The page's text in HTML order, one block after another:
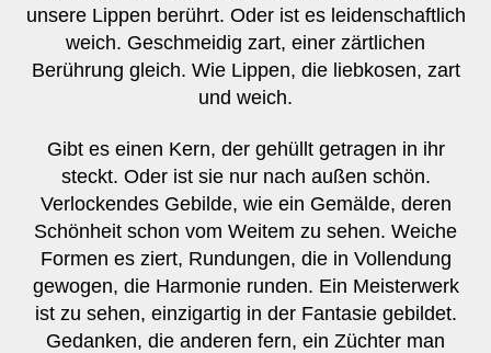
unsere Lippen berührt. Oder ist es leidenschaftlich
weich. Geschmeidig zart, einer zärtlichen
Berührung gleich. Wie Lippen, die liebkosen, zart
und weich.
Gibt es einen Kern, der gehüllt getragen in ihr
steckt. Oder ist sie nur nach außen schön.
Verlockendes Gebilde, wie ein Gemälde, deren
Schönheit schon vom Weitem zu sehen. Weiche
Formen es ziert, Rundungen, die in Vollendung
gewogen, die Harmonie runden. Ein Meisterwerk
ist zu sehen, einzigartig in der Fantasie gebildet.
Gedanken, die anderen fern, ein Züchter man